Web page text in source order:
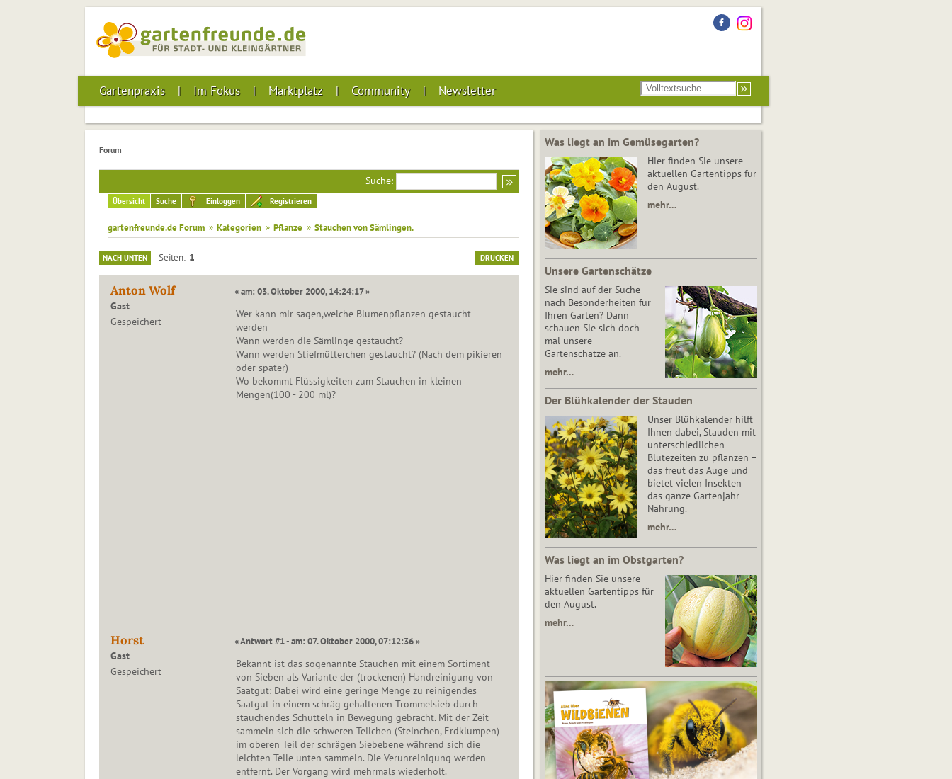
Gartenpraxis Im Fokus Marktplatz Community Newsletter
Forum
Suche:
Übersicht Suche Einloggen Registrieren
gartenfreunde.de Forum » Kategorien » Pflanze » Stauchen von Sämlingen.
DRUCKEN
NACH UNTEN Seiten 1
Anton Wolf
Gast
Gespeichert
« am: 03. Oktober 2000, 14:24:17 »
Wer kann mir sagen,welche Blumenpflanzen gestaucht
werden
Wann werden die Sämlinge gestaucht?
Wann werden Stiefmütterchen gestaucht? (Nach dem pikieren
oder später)
Wo bekommt Flüssigkeiten zum Stauchen in kleinen
Mengen(100 - 200 ml)?
Horst
Gast
Gespeichert
« Antwort #1 - am: 07. Oktober 2000, 07:12:36 »
Bekannt ist das sogenannte Stauchen mit einem Sortiment
von Sieben als Variante der (trockenen) Handreinigung von
Saatgut: Dabei wird eine geringe Menge zu reinigendes
Saatgut in einem schräg gehaltenen Trommelsieb durch
stauchendes Schütteln in Bewegung gebracht. Mit der Zeit
sammeln sich die schweren Teilchen (Steinchen, Erdklumpen)
im oberen Teil der schrägen Siebebene während sich die
leichten Teile unten sammeln. Die Verunreinigung werden
entfernt. Der Vorgang wird mehrmals wiederholt.
Was liegt an im Gemüsegarten?
Hier finden Sie unsere
aktuellen Gartentipps für
den August.
mehr…
Unsere Gartenschätze
Sie sind auf der Suche
nach Besonderheiten für
Ihren Garten? Dann
schauen Sie sich doch
mal unsere
Gartenschätze an.
mehr…
Der Blühkalender der Stauden
Unser Blühkalender hilft
Ihnen dabei, Stauden mit
unterschiedlichen
Blütezeiten zu pflanzen –
das freut das Auge und
bietet vielen Insekten
das ganze Gartenjahr
Nahrung.
mehr…
Was liegt an im Obstgarten?
Hier finden Sie unsere
aktuellen Gartentipps für
den August.
mehr…